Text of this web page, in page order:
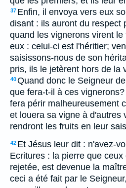
37 Enfin, il envoya vers eux
disant : ils auront du respect
quand les vignerons virent
eux : celui-ci est l'héritier;
saisissons-nous de son
pris, ils le jetèrent hors de la
40Quand donc le Seigneur
que fera-t-il à ces vignerons?
fera périr malheureusement
et louera sa vigne à d'autres
rendront les fruits en leur
42 Et Jésus leur dit : n'avez-
Ecritures : la pierre que
rejetée, est devenue la
ceci a été fait par le